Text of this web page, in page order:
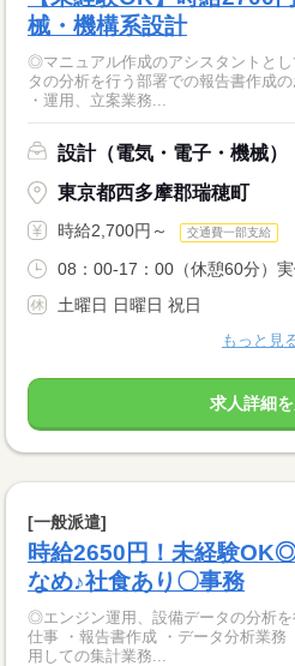
械・機構系設計
◎マニュアル作成のアシスタントと
タの分析を行う部署での報告書作成のお仕事 ・マニュア
・運用、立案業務...
設計（電気・電子・機械）
東京都西多摩郡瑞穂町
時給2,700円～ 交通費一部支給
08：00-17：00（休憩60分）実
土曜日 日曜日 祝日
もっと見
求人詳細
[一般派遣]
時給2650円！未経験
なめ♪社食あり〇事務
◎エンジン運用、設備データの分析
仕事 ・報告書作成 ・データ分析業務 ・Excel集計（マクロなどを使
用しての集計業務...